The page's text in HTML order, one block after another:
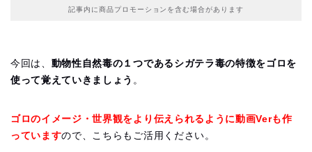
記事内に商品プロモーションを含む場合があります
今回は、 動物性自然毒の１つであるシガテラ毒の特徴をゴロを
使って覚えていきましょう 。
ゴロのイメージ・世界観をより伝えられるように動画Verも作
っていますので、こちらもご活用ください。